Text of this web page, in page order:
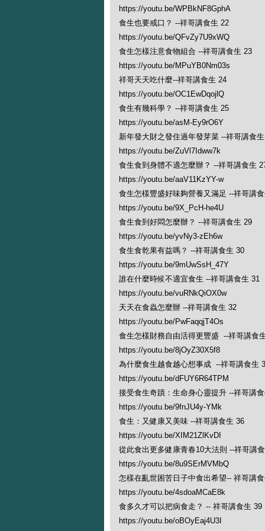
https://youtu.be/WPBkNF8GphA
食生也要戒口？ --祥哥講食生 22
https://youtu.be/QFvZy7U9xWQ
食生怎樣注意食物組合 --祥哥講食生 23
https://youtu.be/MPuYB0Nm03s
祥哥天天吃什麼--祥哥講食生 24
https://youtu.be/OC1EwDqojlQ
食生有幾科學？ --祥哥講食生 25
https://youtu.be/asM-Ey9rO6Y
新年發大財之發住過年發芽菜 --祥哥講食
https://youtu.be/ZuVl7Idww7k
食生食到身體不適怎麼辦？ --祥哥講食生
https://youtu.be/aaV11KzYY-w
食生怎樣豐盛好味夠營養又滿足 --祥哥講
https://youtu.be/9X_PcH-he4U
食生食到好悶怎麼辦？ --祥哥講食生 29
https://youtu.be/yvNy3-zEh6w
食生食乾果有益嗎？ --祥哥講食生 30
https://youtu.be/9mUwSsH_47Y
誰在什麼時候不適宜食生 --祥哥講食生 31
https://youtu.be/vuRNkQiOX0w
天天在食蟲怎麼辦 --祥哥講食生 32
https://youtu.be/PwFaqqjT4Os
食生怎樣財務自由活得更豐盛 --祥哥講食
https://youtu.be/8jOyZ30X5f8
為什麼食生越食越心想事成 --祥哥講食生
https://youtu.be/dFUY6R64TPM
接受食生奇蹟：生命身心靈提升 --祥哥講
https://youtu.be/9fnJU4y-YMk
食生：又健康又美味 --祥哥講食生 36
https://youtu.be/XIM21ZlKvDI
從此食出更多健康青春10大法則 --祥哥講
https://youtu.be/8u9SErMVMbQ
怎樣在亂世困苦日子中食出希望-- 祥哥講
https://youtu.be/4sdoaMCaE8k
食多久才可以把病食走？ -- 祥哥講食生 39
https://youtu.be/oBOyEaj4U3I